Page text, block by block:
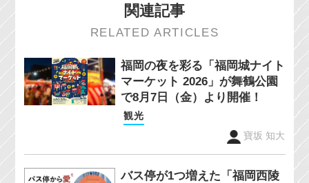
関連記事
RELATED ARTICLES
福岡の夜を彩る「福岡城ナイト
マーケット 2026」が舞鶴公園
で8月7日（金）より開催！
観光
寶坂 知大
バス停が1つ増えた「福岡西陵